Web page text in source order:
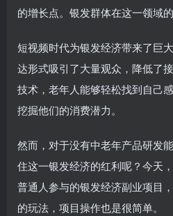
的增长点。银发群体在这一领域
短视频时代为银发经济带来了巨
达形式吸引了大量观众，降低了
技术，老年人能够轻松找到自己
挖掘他们的消费潜力。
然而，对于没有中老年产品研发
住这一银发经济的红利呢？今天
普通人参与的银发经济副业项目
的玩法，项目操作也是很简单。